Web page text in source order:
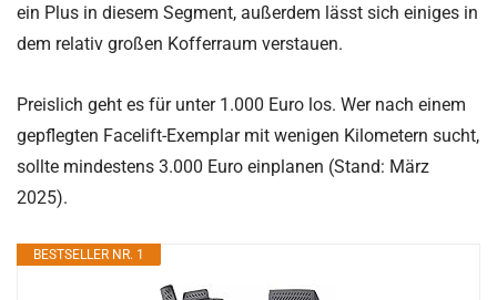
ein Plus in diesem Segment, außerdem lässt sich einiges in
dem relativ großen Kofferraum verstauen.
Preislich geht es für unter 1.000 Euro los. Wer nach einem
gepflegten Facelift-Exemplar mit wenigen Kilometern sucht,
sollte mindestens 3.000 Euro einplanen (Stand: März
2025).
BESTSELLER NR. 1